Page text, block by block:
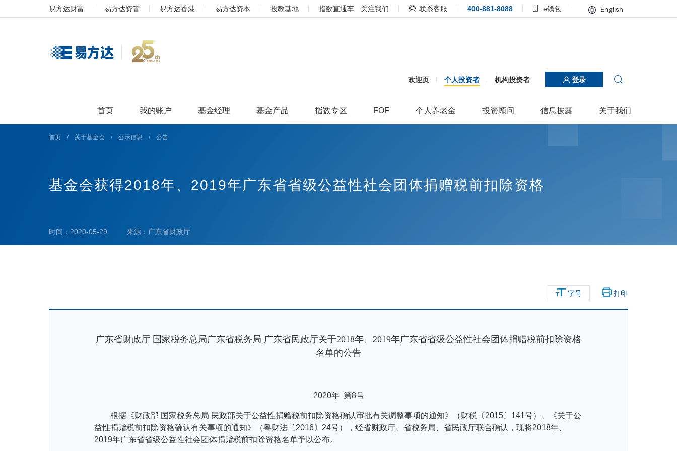
易方达财富 易方达资管 易方达香港 易方达资本 投教基地 指数直通车 关注我们 联系客服 400-881-8088 e钱包 English
欢迎页 个人投资者 机构投资者 登录
首页 我的账户 基金经理 基金产品 指数专区 FOF 个人养老金 投资顾问 信息披露 关于我们
首页 / 关于基金会 / 公示信息 / 公告
基金会获得2018年、2019年广东省省级公益性社会团体捐赠税前扣除资格
时间：2020-05-29 来源：广东省财政厅
字号 打印